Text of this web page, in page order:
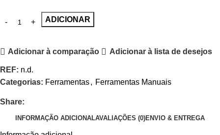
ADICIONAR
Adicionar à comparação Adicionar à lista de desejos
REF: n.d.
Categorias: Ferramentas, Ferramentas Manuais
Share:
INFORMAÇÃO ADICIONALAVALIAÇÕES (0)ENVIO & ENTREGA